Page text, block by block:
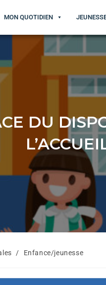
MON QUOTIDIEN
DU
/ Enfance/jeunesse